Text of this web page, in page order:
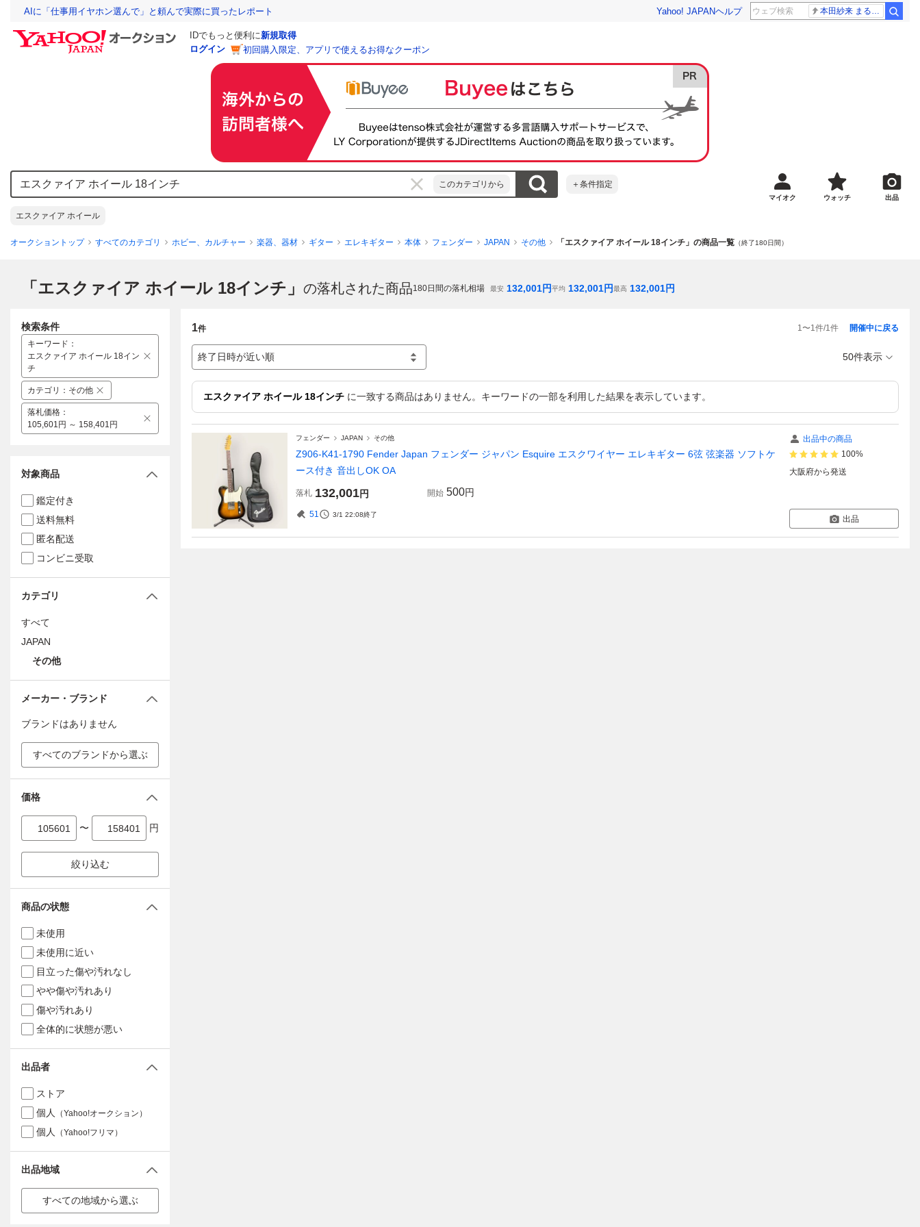
AIに「仕事用イヤホン選んで」と頼んで実際に買ったレポート Yahoo! JAPANヘルプ 本田紗来 まるでお人形
IDでもっと便利に新規取得
ログイン
初回購入限定、アプリで使えるお得なクーポン
このカテゴリから ＋条件指定
エスクァイア ホイール
マイオク ウォッチ 出品
オークショントップ すべてのカテゴリ ホビー、カルチャー 楽器、器材 ギター エレキギター 本体 フェンダー JAPAN その他 「エスクァイア ホイール 18インチ」の商品一覧 （終了180日間）
「エスクァイア ホイール 18インチ」 の落札された商品180日間の落札相場 最安 132,001円平均 132,001円最高 132,001円
1件 1〜1件/1件
終了日時が近い順
開催中に戻る
50件表示
エスクァイア ホイール 18インチ に一致する商品はありません。キーワードの一部を利用した結果を表示しています。
フェンダー JAPAN その他
Z906-K41-1790 Fender Japan フェンダー ジャパン Esquire エスクワイヤー エレキギター 6弦 弦楽器 ソフトケ
ース付き 音出しOK OA
落札 132,001円 開始 500円
51 3/1 22:08終了
出品中の商品
100%
大阪府から発送
出品
検索条件
キーワード ：
エスクァイア ホイール 18イン
チ
カテゴリ ： その他
落札価格 ：
105,601円 ～ 158,401円
対象商品
鑑定付き
送料無料
匿名配送
コンビニ受取
カテゴリ
すべて
JAPAN
その他
メーカー・ブランド
ブランドはありません
すべてのブランドから選ぶ
価格
〜 円
絞り込む
商品の状態
未使用
未使用に近い
目立った傷や汚れなし
やや傷や汚れあり
傷や汚れあり
全体的に状態が悪い
出品者
ストア
個人
（Yahoo!オークション）
個人 （Yahoo!フリマ）
出品地域
すべての地域から選ぶ